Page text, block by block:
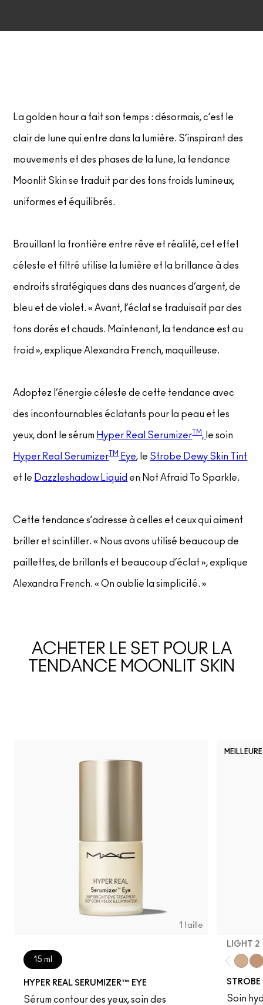
La golden hour a fait son temps : désormais, c’est le
clair de lune qui entre dans la lumière. S’inspirant des
mouvements et des phases de la lune, la tendance
Moonlit Skin se traduit par des tons froids lumineux,
uniformes et équilibrés.
Brouillant la frontière entre rêve et réalité, cet effet
céleste et filtré utilise la lumière et la brillance à des
endroits stratégiques dans des nuances d’argent, de
bleu et de violet. « Avant, l’éclat se traduisait par des
tons dorés et chauds. Maintenant, la tendance est au
froid », explique Alexandra French, maquilleuse.
Adoptez l’énergie céleste de cette tendance avec
des incontournables éclatants pour la peau et les
yeux, dont le sérum Hyper Real Serumizer TM , le soin
Hyper Real Serumizer TM Eye, le Strobe Dewy Skin Tint
et le Dazzleshadow Liquid en Not Afraid To Sparkle.
Cette tendance s’adresse à celles et ceux qui aiment
briller et scintiller. « Nous avons utilisé beaucoup de
paillettes, de brillants et beaucoup d’éclat », explique
Alexandra French. « On oublie la simplicité. »
ACHETER LE SET POUR LA
TENDANCE MOONLIT SKIN
1 taille
15 ml
HYPER REAL SERUMIZER™ EYE
Sérum contour des yeux, soin des
LIGHT 2
STROBE
Soin